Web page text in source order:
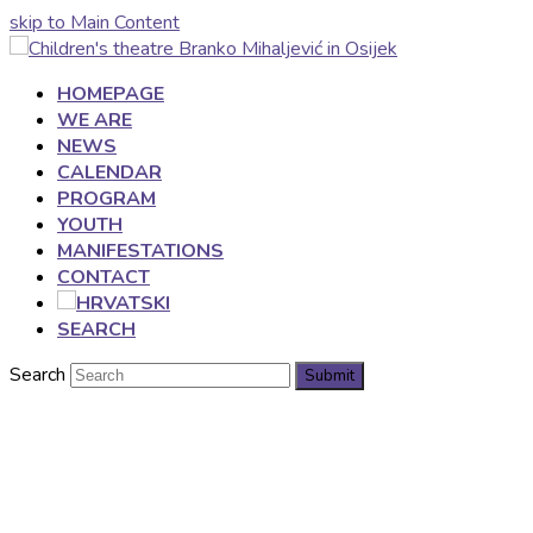
skip to Main Content
HOMEPAGE
WE ARE
NEWS
CALENDAR
PROGRAM
YOUTH
MANIFESTATIONS
CONTACT
SEARCH
Search
Submit